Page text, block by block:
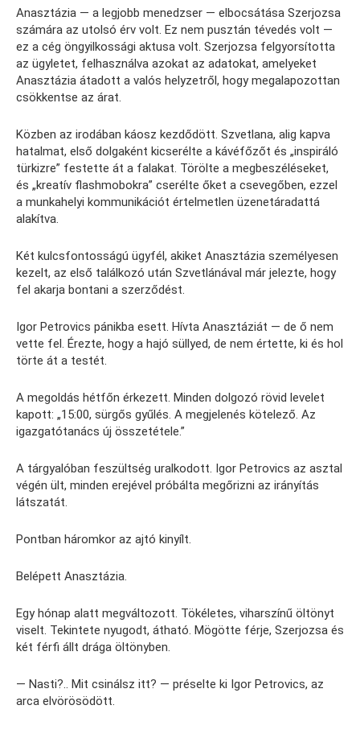
Anasztázia — a legjobb menedzser — elbocsátása Szerjozsa
számára az utolsó érv volt. Ez nem pusztán tévedés volt —
ez a cég öngyilkossági aktusa volt. Szerjozsa felgyorsította
az ügyletet, felhasználva azokat az adatokat, amelyeket
Anasztázia átadott a valós helyzetről, hogy megalapozottan
csökkentse az árat.
Közben az irodában káosz kezdődött. Szvetlana, alig kapva
hatalmat, első dolgaként kicserélte a kávéfőzőt és „inspiráló
türkizre” festette át a falakat. Törölte a megbeszéléseket,
és „kreatív flashmobokra” cserélte őket a csevegőben, ezzel
a munkahelyi kommunikációt értelmetlen üzenetáradattá
alakítva.
Két kulcsfontosságú ügyfél, akiket Anasztázia személyesen
kezelt, az első találkozó után Szvetlánával már jelezte, hogy
fel akarja bontani a szerződést.
Igor Petrovics pánikba esett. Hívta Anasztáziát — de ő nem
vette fel. Érezte, hogy a hajó süllyed, de nem értette, ki és hol
törte át a testét.
A megoldás hétfőn érkezett. Minden dolgozó rövid levelet
kapott: „15:00, sürgős gyűlés. A megjelenés kötelező. Az
igazgatótanács új összetétele.”
A tárgyalóban feszültség uralkodott. Igor Petrovics az asztal
végén ült, minden erejével próbálta megőrizni az irányítás
látszatát.
Pontban háromkor az ajtó kinyílt.
Belépett Anasztázia.
Egy hónap alatt megváltozott. Tökéletes, viharszínű öltönyt
viselt. Tekintete nyugodt, átható. Mögötte férje, Szerjozsa és
két férfi állt drága öltönyben.
— Nasti?.. Mit csinálsz itt? — préselte ki Igor Petrovics, az
arca elvörösödött.